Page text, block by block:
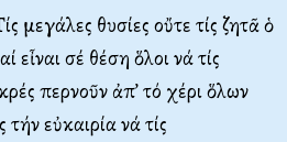
μεγάλες θυσίες οὔτε τίς ζητᾶ ὁ
εἶναι σέ θέση ὅλοι νά τίς
περνοῦν ἀπ’ τό χέρι ὅλων
εὐκαιρία νά τίς